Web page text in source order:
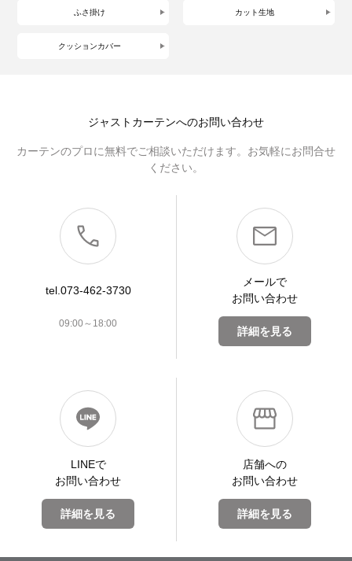
ふさ掛け カット生地
クッションカバー
ジャストカーテンへのお問い合わせ
カーテンのプロに無料でご相談いただけます。お気軽にお問合せ
ください。
tel.073-462-3730
09:00～18:00
メールで
お問い合わせ
詳細を見る
LINEで
お問い合わせ
詳細を見る
店舗への
お問い合わせ
詳細を見る